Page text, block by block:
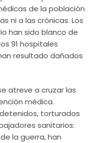
de la población
ni a las crónicas. Los
han sido blanco de
91 hospitales
resultado dañados
atreve a cruzar las
médica.
torturados
sanitarios:
la guerra, han